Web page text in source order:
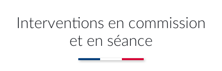
Interventions en commission
et en séance